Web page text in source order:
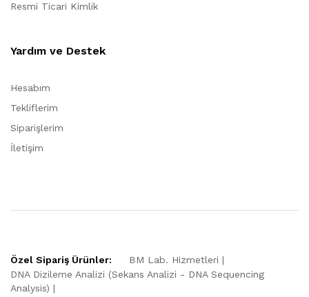
Resmi Ticari Kimlik
Yardım ve Destek
Hesabım
Tekliflerim
Siparişlerim
İletişim
Özel Sipariş Ürünler:
BM Lab. Hizmetleri
DNA Dizileme Analizi (Sekans Analizi - DNA Sequencing
Analysis)